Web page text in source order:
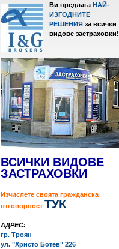
Ви предлага НАЙ-
ИЗГОДНИТЕ
РЕШЕНИЯ за всички
видове застраховки!
ВСИЧКИ ВИДОВЕ
ЗАСТРАХОВКИ
Изчислете своята гражданска
отговорност ТУК
АДРЕС:
гр. Троян
ул. "Христо Ботев" 226